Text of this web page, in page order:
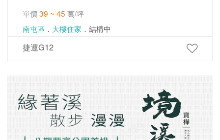
單價39 ~ 45 萬/坪
南屯區 ． 大樓住家 ．結構中
捷運G12